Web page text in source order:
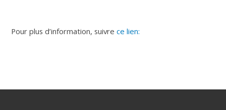
Pour plus d’information, suivrece lien: